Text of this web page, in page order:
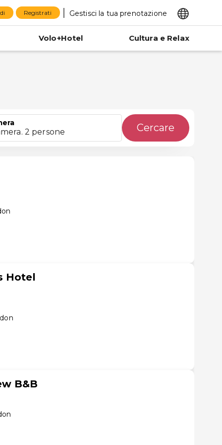
Registrati Gestisci la tua prenotazione
Volo+Hotel Cultura e Relax
2 persone Cercare
Hotel
B&B